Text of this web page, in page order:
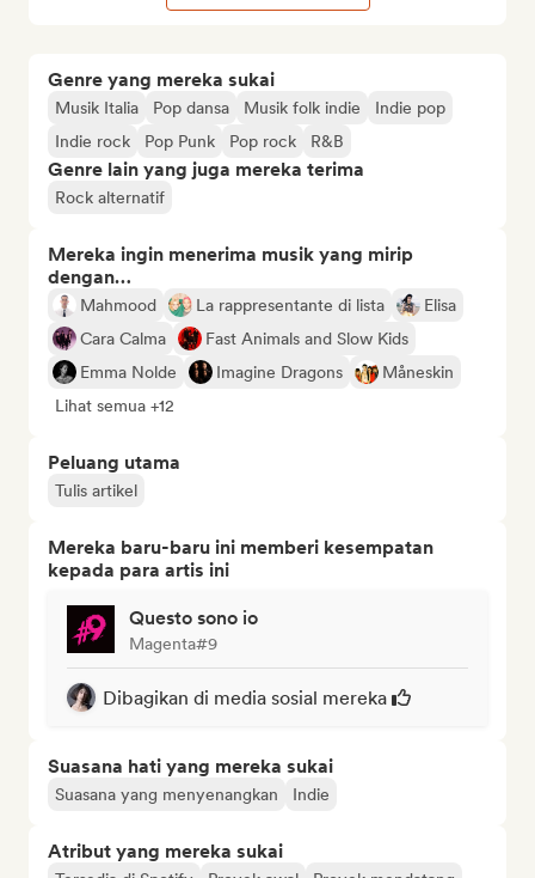
Genre yang mereka sukai
Musik Italia Pop dansa Musik folk indie
Indie pop
Indie rock
Pop Punk Pop rock R&B
Genre lain yang juga mereka terima
Rock alternatif
Mereka ingin menerima musik yang mirip
dengan…
Mahmood La rappresentante di lista
Elisa
Cara Calma
Fast Animals and Slow Kids
Emma Nolde
Imagine Dragons
Måneskin
Lihat semua +12
Peluang utama
Tulis artikel
Mereka baru-baru ini memberi kesempatan
kepada para artis ini
Questo sono io
Magenta#9
Dibagikan di media sosial mereka
Suasana hati yang mereka sukai
Suasana yang menyenangkan Indie
Atribut yang mereka sukai